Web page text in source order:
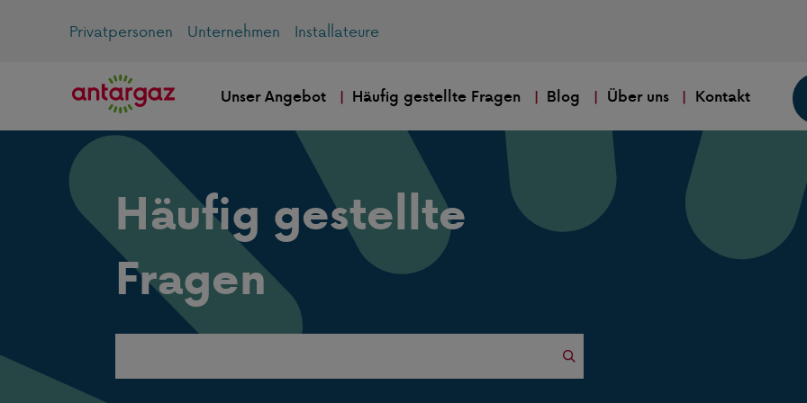
Privatpersonen Unternehmen Installateure
Unser Angebot Häufig gestellte Fragen Blog Über uns Kontakt
Häufig gestellte
Fragen